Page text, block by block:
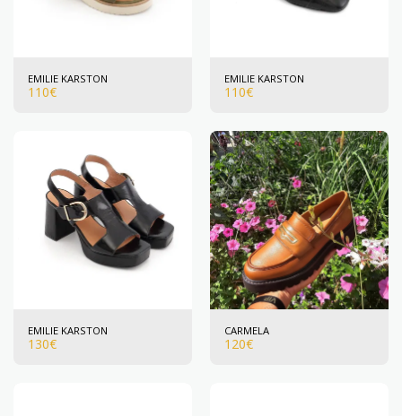
EMILIE KARSTON
110€
EMILIE KARSTON
110€
EMILIE KARSTON
130€
CARMELA
120€